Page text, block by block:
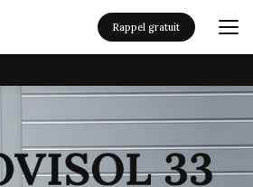
Rappel gratuit